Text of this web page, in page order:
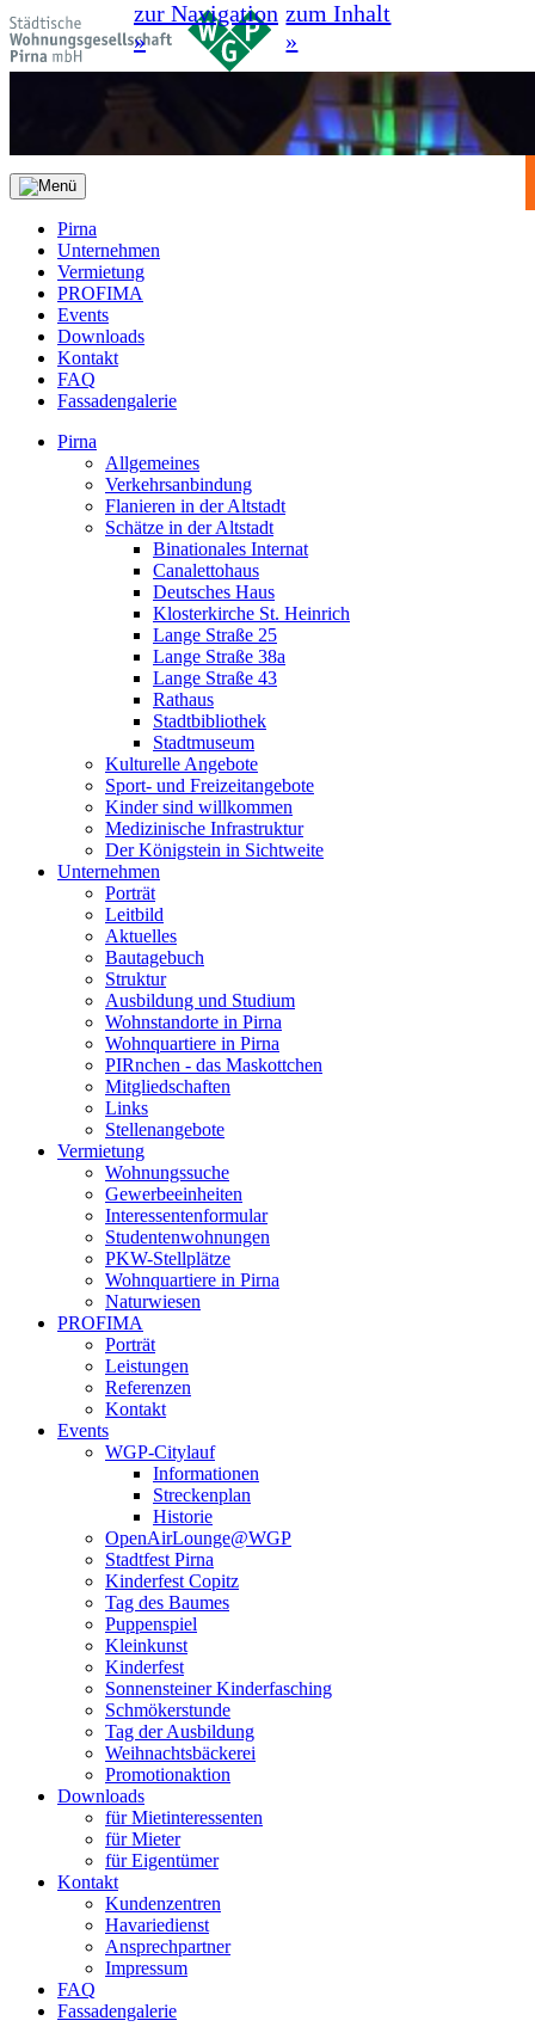
zur Navigation
»
zum Inhalt
»
Pirna
Unternehmen
Vermietung
PROFIMA
Events
Downloads
Kontakt
FAQ
Fassadengalerie
Pirna
Allgemeines
Verkehrsanbindung
Flanieren in der Altstadt
Schätze in der Altstadt
Binationales Internat
Canalettohaus
Deutsches Haus
Klosterkirche St. Heinrich
Lange Straße 25
Lange Straße 38a
Lange Straße 43
Rathaus
Stadtbibliothek
Stadtmuseum
Kulturelle Angebote
Sport- und Freizeitangebote
Kinder sind willkommen
Medizinische Infrastruktur
Der Königstein in Sichtweite
Unternehmen
Porträt
Leitbild
Aktuelles
Bautagebuch
Struktur
Ausbildung und Studium
Wohnstandorte in Pirna
Wohnquartiere in Pirna
PIRnchen - das Maskottchen
Mitgliedschaften
Links
Stellenangebote
Vermietung
Wohnungssuche
Gewerbeeinheiten
Interessentenformular
Studentenwohnungen
PKW-Stellplätze
Wohnquartiere in Pirna
Naturwiesen
PROFIMA
Porträt
Leistungen
Referenzen
Kontakt
Events
WGP-Citylauf
Informationen
Streckenplan
Historie
OpenAirLounge@WGP
Stadtfest Pirna
Kinderfest Copitz
Tag des Baumes
Puppenspiel
Kleinkunst
Kinderfest
Sonnensteiner Kinderfasching
Schmökerstunde
Tag der Ausbildung
Weihnachtsbäckerei
Promotionaktion
Downloads
für Mietinteressenten
für Mieter
für Eigentümer
Kontakt
Kundenzentren
Havariedienst
Ansprechpartner
Impressum
FAQ
Fassadengalerie